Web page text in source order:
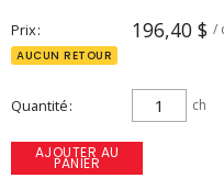
Prix 196,40 $ /
AUCUN RETOUR
Quantité ch
AJOUTER AU
PANIER